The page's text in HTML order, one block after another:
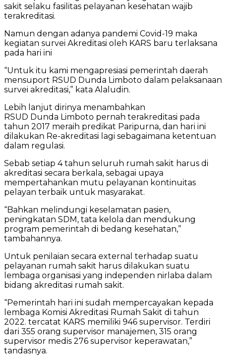
sakit selaku fasilitas pelayanan kesehatan wajib
terakreditasi.
Namun dengan adanya pandemi Covid-19 maka
kegiatan survei Akreditasi oleh KARS baru terlaksana
pada hari ini
“Untuk itu kami mengapresiasi pemerintah daerah
mensuport RSUD Dunda Limboto dalam pelaksanaan
survei akreditasi,” kata Alaludin.
Lebih lanjut dirinya menambahkan
RSUD Dunda Limboto pernah terakreditasi pada
tahun 2017 meraih predikat Paripurna, dan hari ini
dilakukan Re-akreditasi lagi sebagaimana ketentuan
dalam regulasi.
Sebab setiap 4 tahun seluruh rumah sakit harus di
akreditasi secara berkala, sebagai upaya
mempertahankan mutu pelayanan kontinuitas
pelayan terbaik untuk masyarakat.
“Bahkan melindungi keselamatan pasien,
peningkatan SDM, tata kelola dan mendukung
program pemerintah di bedang kesehatan,”
tambahannya.
Untuk penilaian secara external terhadap suatu
pelayanan rumah sakit harus dilakukan suatu
lembaga organisasi yang independen nirlaba dalam
bidang akreditasi rumah sakit.
“Pemerintah hari ini sudah mempercayakan kepada
lembaga Komisi Akreditasi Rumah Sakit di tahun
2022. tercatat KARS memiliki 946 supervisor. Terdiri
dari 355 orang supervisor manajemen, 315 orang
supervisor medis 276 supervisor keperawatan,”
tandasnya.